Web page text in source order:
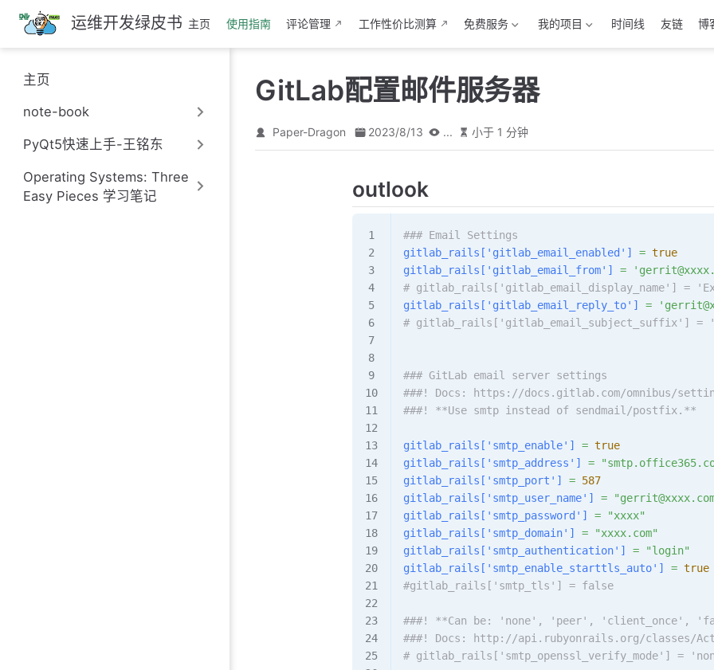
跳
至
主
要
內
运维开发绿皮书 主页 使用指南 评论管理 工作性价比测算 免费服务 我的项目 时间线 友链 博
主页
note-book
PyQt5快速上手-王铭东
Operating Systems: Three
Easy Pieces 学习笔记
GitLab配置邮件服务器
Paper-Dragon 2023/8/13 ... 小于 1 分钟
outlook
### Email Settings
gitlab_rails[ 'gitlab_email_enabled' ] = true
gitlab_rails[ 'gitlab_email_from' ] =
# gitlab_rails['gitlab_email_display_name'] =
gitlab_rails[ 'gitlab_email_reply_to' ] =
# gitlab_rails['gitlab_email_subject_suffix'] =
### GitLab email server settings
###! Docs: https://docs.gitlab.com/omnibus/
###! **Use smtp instead of sendmail/postfix.**
gitlab_rails[ 'smtp_enable' ] = true
gitlab_rails[ 'smtp_address' ] =
gitlab_rails[ 'smtp_port' ] = 587
gitlab_rails[ 'smtp_user_name' ] =
gitlab_rails[ 'smtp_password' ] = "xxxx"
gitlab_rails[ 'smtp_domain' ] = "xxxx.com"
gitlab_rails[ 'smtp_authentication' ] = "login"
gitlab_rails[ 'smtp_enable_starttls_auto' ] = true
#gitlab_rails['smtp_tls'] = false
###! **Can be: 'none', 'peer', 'client_once',
###! Docs: http://api.rubyonrails.org/classes/
# gitlab_rails['smtp_openssl_verify_mode'] =